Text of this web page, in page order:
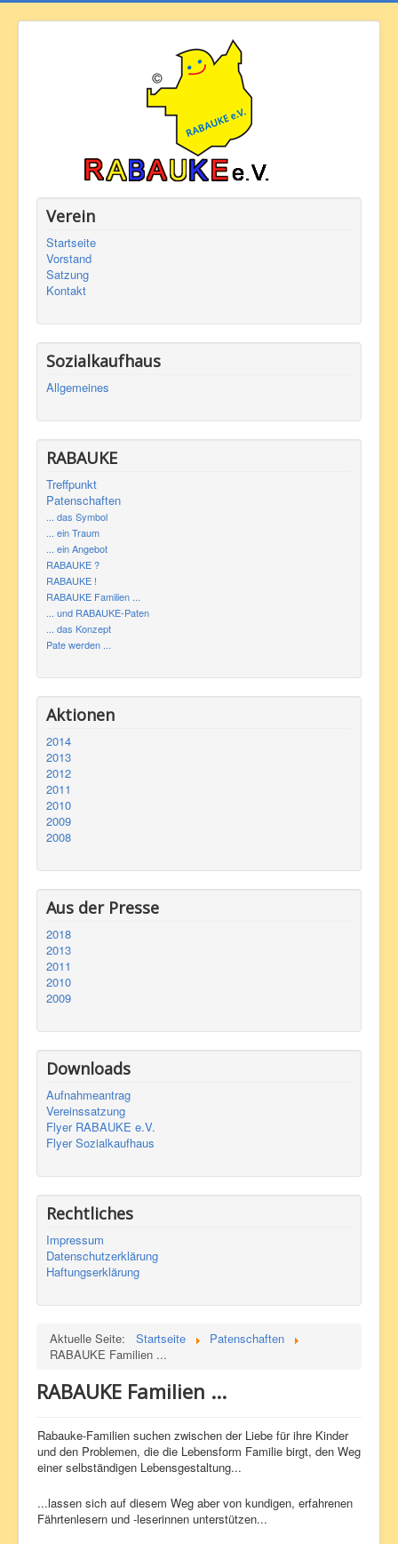
Verein
Startseite
Vorstand
Satzung
Kontakt
Sozialkaufhaus
Allgemeines
RABAUKE
Treffpunkt
Patenschaften
... das Symbol
... ein Traum
... ein Angebot
RABAUKE ?
RABAUKE !
RABAUKE Familien ...
... und RABAUKE-Paten
... das Konzept
Pate werden ...
Aktionen
2014
2013
2012
2011
2010
2009
2008
Aus der Presse
2018
2013
2011
2010
2009
Downloads
Aufnahmeantrag
Vereinssatzung
Flyer RABAUKE e.V.
Flyer Sozialkaufhaus
Rechtliches
Impressum
Datenschutzerklärung
Haftungserklärung
Aktuelle Seite: Startseite
Patenschaften
RABAUKE Familien ...
RABAUKE Familien ...
Rabauke-Familien suchen zwischen der Liebe für ihre Kinder
und den Problemen, die die Lebensform Familie birgt, den Weg
einer selbständigen Lebensgestaltung...
...lassen sich auf diesem Weg aber von kundigen, erfahrenen
Fährtenlesern und -leserinnen unterstützen...